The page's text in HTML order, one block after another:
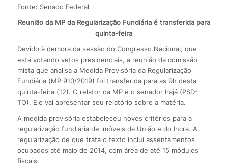
Fonte: Senado Federal
Reunião da MP da Regularização Fundiária é transferida para
quinta-feira
Devido à demora da sessão do Congresso Nacional, que
está votando vetos presidenciais, a reunião da comissão
mista que analisa a Medida Provisória da Regularização
Fundiária (MP 910/2019) foi transferida para as 9h desta
quinta-feira (12). O relator da MP é o senador Irajá (PSD-
TO). Ele vai apresentar seu relatório sobre a matéria.
A medida provisória estabeleceu novos critérios para a
regularização fundiária de imóveis da União e do Incra. A
regularização de que trata o texto inclui assentamentos
ocupados até maio de 2014, com área de até 15 módulos
fiscais.